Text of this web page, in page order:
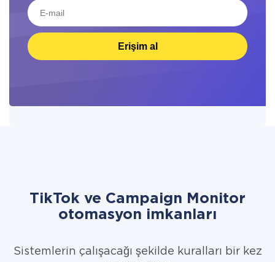
Erişim al
TikTok ve Campaign Monitor
otomasyon imkanları
Sistemlerin çalışacağı şekilde kuralları bir kez